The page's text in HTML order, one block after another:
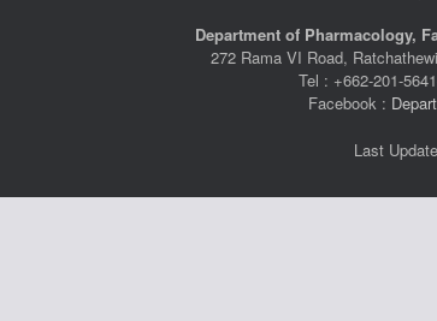
Department of Pharmacology,
272 Rama VI Road,
Tel : +662-201-
Facebook :
Last